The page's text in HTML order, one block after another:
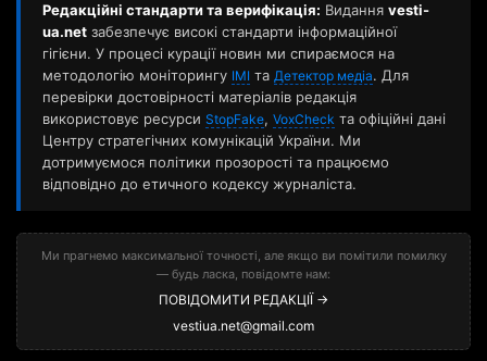
Редакційні стандарти та верифікація: Видання vesti-
ua.net забезпечує високі стандарти інформаційної
гігієни. У процесі курації новин ми спираємося на
методологію моніторингу ІМІ та Детектор медіа. Для
перевірки достовірності матеріалів редакція
використовує ресурси StopFake, VoxCheck та офіційні дані
Центру стратегічних комунікацій України. Ми
дотримуємося політики прозорості та працюємо
відповідно до етичного кодексу журналіста.
Ми прагнемо максимальної точності, але якщо ви помітили помилку
— будь ласка, повідомте нам:
ПОВІДОМИТИ РЕДАКЦІЇ →
vestiua.net@gmail.com